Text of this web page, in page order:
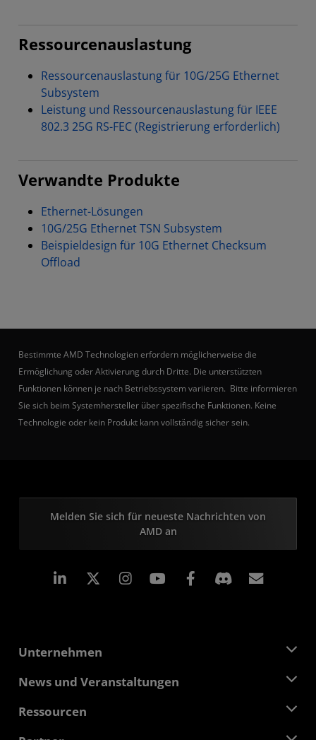
Ressourcenauslastung
Ressourcenauslastung für 10G/25G Ethernet
Subsystem
Leistung und Ressourcenauslastung für IEEE
802.3 25G RS-FEC (Registrierung erforderlich)
Verwandte Produkte
Ethernet-Lösungen
10G/25G Ethernet TSN Subsystem
Beispieldesign für 10G Ethernet Checksum
Offload
Bestimmte AMD Technologien erfordern möglicherweise die
Ermöglichung oder Aktivierung durch Dritte. Die unterstützten
Funktionen können je nach Betriebssystem variieren. Bitte informieren
Sie sich beim Systemhersteller über spezifische Funktionen. Keine
Technologie oder kein Produkt kann vollständig sicher sein.
Melden Sie sich für neueste Nachrichten von
AMD an
LinkedIn Instagram Facebook
Unternehmen
Über AMD
Verantwortung
News und Veranstaltungen
Pressebereich
Ressourcen